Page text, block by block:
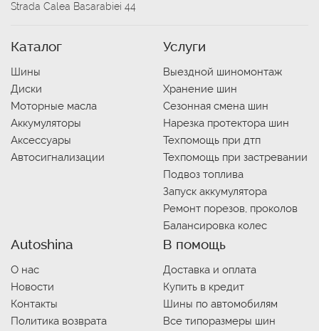
Strada Calea Basarabiei 44
Каталог
Шины
Диски
Моторные масла
Аккумуляторы
Аксессуары
Автосигнализации
Услуги
Выездной шиномонтаж
Хранение шин
Сезонная смена шин
Нарезка протектора шин
Техпомощь при дтп
Техпомощь при застревании
Подвоз топлива
Запуск аккумулятора
Ремонт порезов, проколов
Балансировка колес
Autoshina
О нас
Новости
Контакты
Политика возврата
В помощь
Доставка и оплата
Купить в кредит
Шины по автомобилям
Все типоразмеры шин